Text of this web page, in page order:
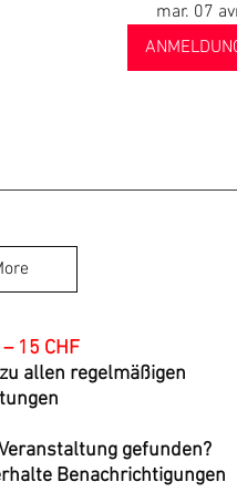
mar. 07
15 CHF
allen regelmäßigen
gefunden?
Benachrichtigungen